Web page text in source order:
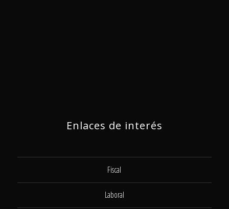
Enlaces de interés
Fiscal
Laboral